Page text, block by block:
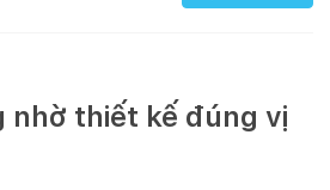
nhờ thiết kế đúng vị